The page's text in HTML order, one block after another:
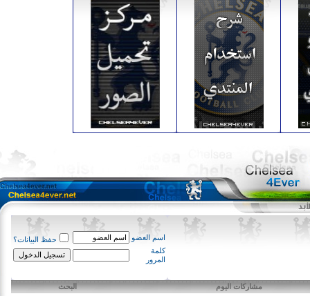
اسم العضو
حفظ البيانات؟
كلمة
المرور
مشاركات اليوم البحث